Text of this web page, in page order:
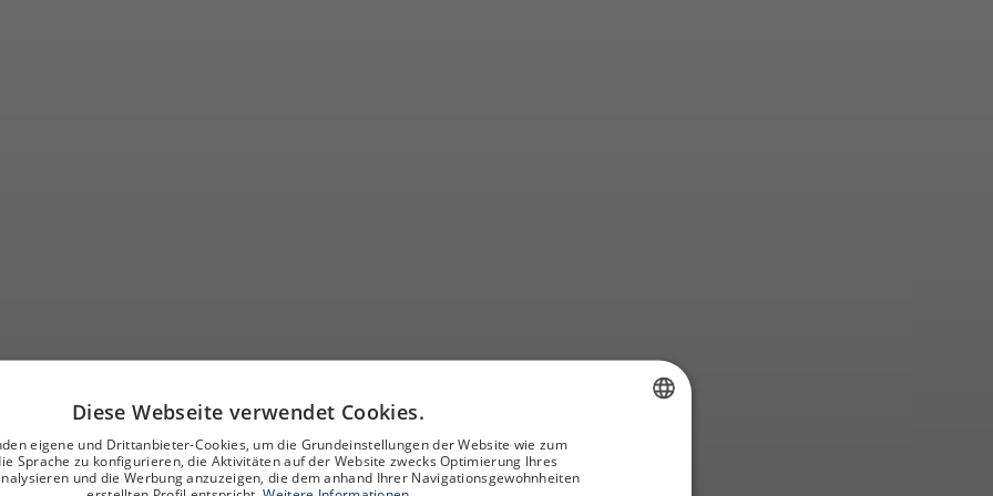
Diese Webseite verwendet Cookies.
eigene und Drittanbieter-Cookies, um die Grundeinstellungen der Website wie zum
Sprache zu konfigurieren, die Aktivitäten auf der Website zwecks Optimierung Ihres
und die Werbung anzuzeigen, die dem anhand Ihrer Navigationsgewohnheiten